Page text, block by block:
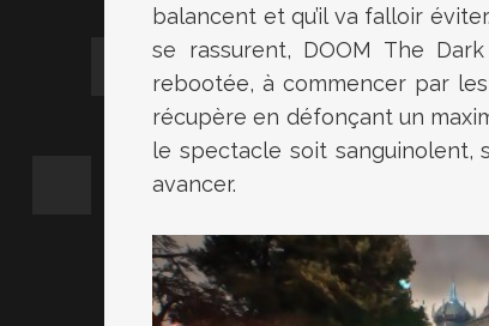
balancent et qu’il va falloir
se rassurent, DOOM The
rebootée, à commencer par
récupère en défonçant un
le spectacle soit sanguinolent,
avancer.